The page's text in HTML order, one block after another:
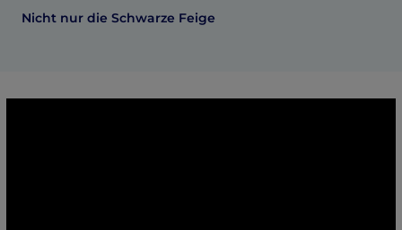
Nicht nur die Schwarze Feige